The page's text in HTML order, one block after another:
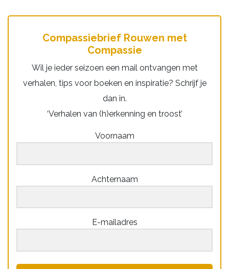
Compassiebrief Rouwen met
Compassie
Wil je ieder seizoen een mail ontvangen met
verhalen, tips voor boeken en inspiratie? Schrijf je
dan in.
‘Verhalen van (h)erkenning en troost’
Voornaam
Achternaam
E-mailadres